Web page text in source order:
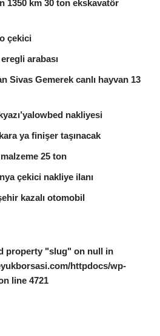
1350 km 30 ton ekskavatör
çekici
arabası
Sivas Gemerek canlı hayvan 13
nakliyesi
ya finişer taşınacak
25 ton
çekici nakliye ilanı
kazalı otomobil
property "slug" on null in
httpdocs/wp-
line 4721